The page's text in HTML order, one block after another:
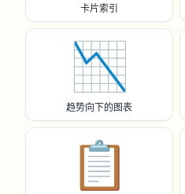
卡片索引
📉
趋势向下的图表
📋️